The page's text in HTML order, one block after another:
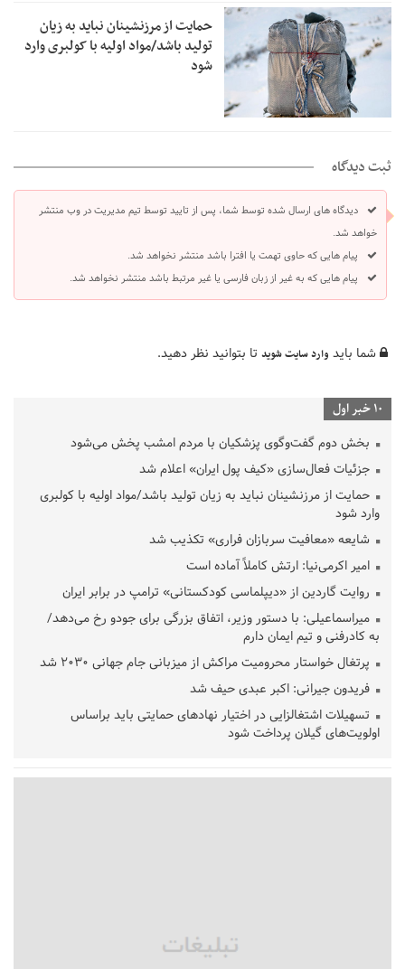
حمایت از مرزنشینان نباید به زیان
تولید باشد/مواد اولیه با کولبری وارد
شود
ثبت دیدگاه
دیدگاه های ارسال شده توسط شما، پس از تایید توسط تیم مدیریت در وب منتشر
خواهد شد.
پیام هایی که حاوی تهمت یا افترا باشد منتشر نخواهد شد.
پیام هایی که به غیر از زبان فارسی یا غیر مرتبط باشد منتشر نخواهد شد.
شما باید وارد سایت شوید تا بتوانید نظر دهید.
10 خبر اول
بخش دوم گفت‌وگوی پزشکیان با مردم امشب پخش می‌شود
جزئیات فعال‌سازی «کیف پول ایران» اعلام شد
حمایت از مرزنشینان نباید به زیان تولید باشد/مواد اولیه با کولبری
وارد شود
شایعه «معافیت سربازان فراری» تکذیب شد
امیر اکرمی‌نیا: ارتش کاملاً آماده است
روایت گاردین از «دیپلماسی کودکستانی» ترامپ در برابر ایران
میراسماعیلی: با دستور وزیر، اتفاق بزرگی برای جودو رخ می‌دهد/
به کادرفنی و تیم ایمان دارم
پرتغال خواستار محرومیت مراکش از میزبانی جام جهانی ۲۰۳۰ شد
فریدون جیرانی: اکبر عبدی حیف شد
تسهیلات اشتغالزایی در اختیار نهادهای حمایتی باید براساس
اولویت‌های گیلان پرداخت شود
قلعه‌نویی مشخص شد